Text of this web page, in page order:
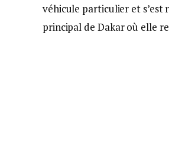
véhicule particulier et s’est
principal de Dakar où elle